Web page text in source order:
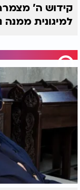
קידוש ה'
למיגונית